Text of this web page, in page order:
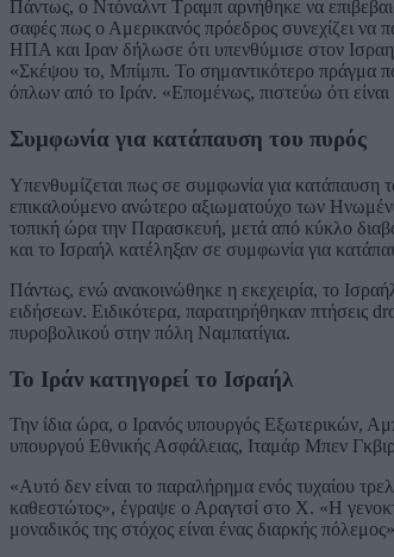
Πάντως, ο Ντόναλντ Τραμπ αρνήθηκε να
σαφές πως ο Αμερικανός πρόεδρος συνεχίζει να
ΗΠΑ και Ιραν δήλωσε ότι υπενθύμισε στον
«Σκέψου το, Μπίμπι. Το σημαντικότερο πράγμα
όπλων από το Ιράν. «Επομένως, πιστεύω ότι
Συμφωνία για κατάπαυση του πυρός
Υπενθυμίζεται πως σε συμφωνία για κατάπαυση
επικαλούμενο ανώτερο αξιωματούχο των
τοπική ώρα την Παρασκευή, μετά από κύκλο
και το Ισραήλ κατέληξαν σε συμφωνία για
Πάντως, ενώ ανακοινώθηκε η εκεχειρία, το
ειδήσεων. Ειδικότερα, παρατηρήθηκαν πτήσεις
πυροβολικού στην πόλη Ναμπατίγια.
Το Ιράν κατηγορεί το Ισραήλ
Την ίδια ώρα, ο Ιρανός υπουργός Εξωτερικών,
υπουργού Εθνικής Ασφάλειας, Ιταμάρ Μπεν
«Αυτό δεν είναι το παραλήρημα ενός τυχαίου
καθεστώτος», έγραψε ο Αραγτσί στο X. «Η
μοναδικός της στόχος είναι ένας διαρκής